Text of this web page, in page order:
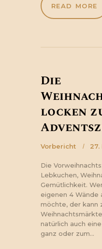
READ MORE
Die
locken
Vorbericht
Die
Lebkuchen,
Gemütlichkeit.
eigenen 4 Wände
möchte, der kann
natürlich auch
ganz oder zum…